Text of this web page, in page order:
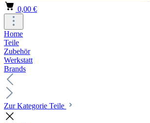
0,00 €
Home
Teile
Zubehör
Werkstatt
Brands
Zur Kategorie Teile